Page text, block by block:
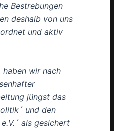
Bestrebungen
deshalb von uns
und aktiv
wir nach
jüngst das
und den
als gesichert